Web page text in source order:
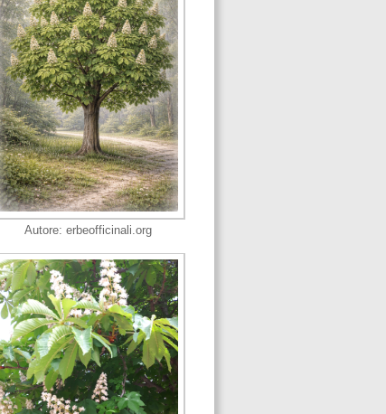
Autore: erbeofficinali.org